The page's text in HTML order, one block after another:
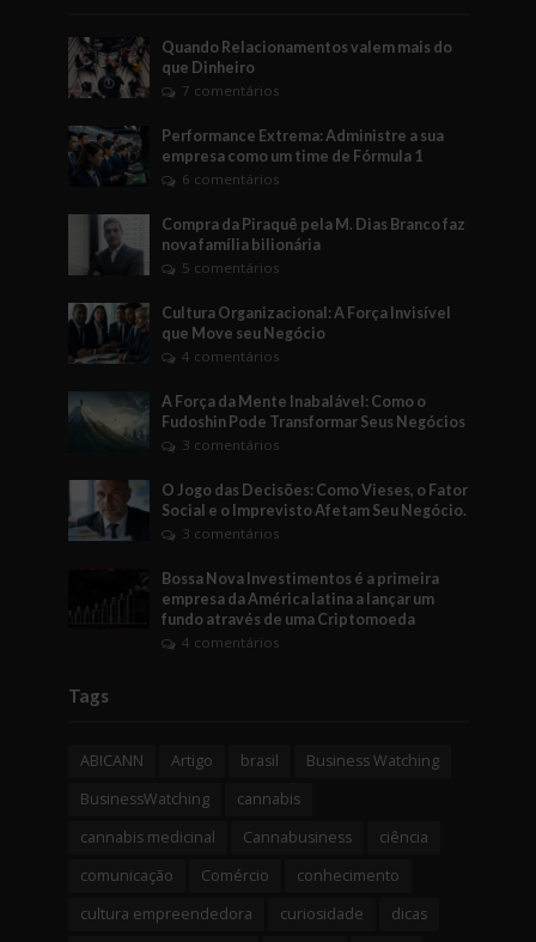
Quando Relacionamentos valem mais do
que Dinheiro
7 comentários
Performance Extrema: Administre a sua
empresa como um time de Fórmula 1
6 comentários
Compra da Piraquê pela M. Dias Branco faz
nova família bilionária
5 comentários
Cultura Organizacional: A Força Invisível
que Move seu Negócio
4 comentários
A Força da Mente Inabalável: Como o
Fudoshin Pode Transformar Seus Negócios
3 comentários
O Jogo das Decisões: Como Vieses, o Fator
Social e o Imprevisto Afetam Seu Negócio.
3 comentários
Bossa Nova Investimentos é a primeira
empresa da América latina a lançar um
fundo através de uma Criptomoeda
4 comentários
Tags
ABICANN Artigo brasil
Business Watching
BusinessWatching
cannabis
cannabis medicinal
Cannabusiness
ciência
comunicação
Comércio
conhecimento
cultura empreendedora
curiosidade
dicas